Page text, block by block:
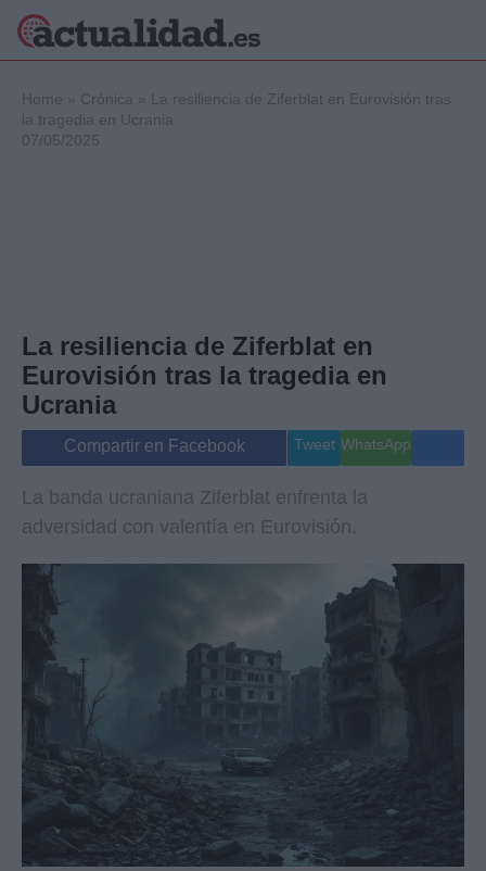
Internacional
Viajes
Gente
Musica
Home » Crónica »
La resiliencia de Ziferblat en Eurovisión tras
la tragedia en Ucrania
07/05/2025
La resiliencia de Ziferblat en
Eurovisión tras la tragedia en
Ucrania
Compartir en Facebook Tweet WhatsApp
La banda ucraniana Ziferblat enfrenta la
adversidad con valentía en Eurovisión.